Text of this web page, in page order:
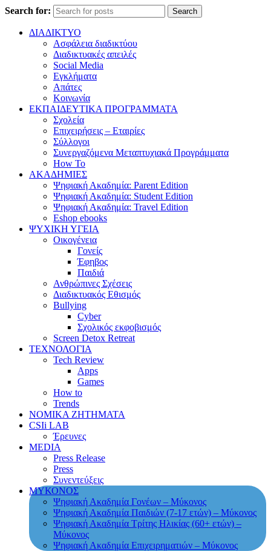
Search for: Search
ΔΙΑΔΙΚΤΥΟ
Ασφάλεια διαδικτύου
Διαδικτυακές απειλές
Social Media
Εγκλήματα
Απάτες
Κοινωνία
ΕΚΠΑΙΔΕΥΤΙΚΑ ΠΡΟΓΡΑΜΜΑΤΑ
Σχολεία
Επιχειρήσεις – Εταιρίες
Σύλλογοι
Συνεργαζόμενα Μεταπτυχιακά Προγράμματα
How To
ΑΚΑΔΗΜΙΕΣ
Ψηφιακή Ακαδημία: Parent Edition
Ψηφιακή Ακαδημία: Student Edition
Ψηφιακή Ακαδημία: Travel Edition
Eshop ebooks
ΨΥΧΙΚΗ ΥΓΕΙΑ
Οικογένεια
Γονείς
Έφηβος
Παιδιά
Ανθρώπινες Σχέσεις
Διαδικτυακός Εθισμός
Bullying
Cyber
Σχολικός εκφοβισμός
Screen Detox Retreat
ΤΕΧΝΟΛΟΓΙΑ
Tech Review
Apps
Games
How to
Trends
ΝΟΜΙΚΑ ΖΗΤΗΜΑΤΑ
CSIi LAB
Έρευνες
MEDIA
Press Release
Press
Συνεντεύξεις
ΜΥΚΟΝΟΣ
Ψηφιακή Ακαδημία Γονέων – Μύκονος
Ψηφιακή Ακαδημία Παιδιών (7-17 ετών) – Μύκονος
Ψηφιακή Ακαδημία Τρίτης Ηλικίας (60+ ετών) –
Μύκονος
Ψηφιακή Ακαδημία Επιχειρηματιών – Μύκονος